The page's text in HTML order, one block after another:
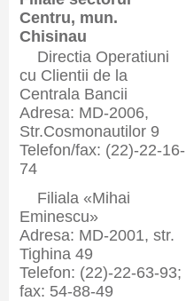
Centru, mun.
Chisinau
Directia Operatiuni
cu Clientii de la
Centrala Bancii
Adresa: MD-2006,
Str.Cosmonautilor 9
Telefon/fax: (22)-22-16-
74
Filiala «Mihai
Eminescu»
Adresa: MD-2001, str.
Tighina 49
Telefon: (22)-22-63-93;
fax: 54-88-49